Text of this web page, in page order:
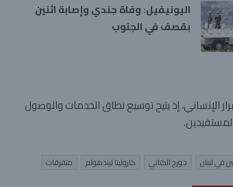
اليونيفيل: وفاة جندي وإصابة اثنين
بقصف في الجنوب
الإنساني، إذ يتيح توسيع نطاق الخدمات والوصول
في لبنان جورج الكتاني كارولينا ليندهولم متفرقات